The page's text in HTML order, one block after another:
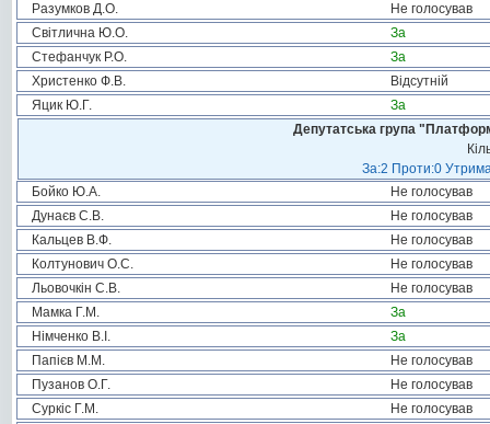
Разумков Д.О.
Не голосував
Світлична Ю.О.
За
Стефанчук Р.О.
За
Христенко Ф.В.
Відсутній
Яцик Ю.Г.
За
Депутатська група
За:2 Проти:0
Бойко Ю.А.
Не голосував
Дунаєв С.В.
Не голосував
Кальцев В.Ф.
Не голосував
Колтунович О.С.
Не голосував
Льовочкін С.В.
Не голосував
Мамка Г.М.
За
Німченко В.І.
За
Папієв М.М.
Не голосував
Пузанов О.Г.
Не голосував
Суркіс Г.М.
Не голосував